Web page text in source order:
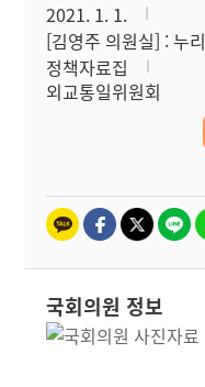
2021. 1. 1.
[김영주 의원실] : 누리
정책자료집
외교통일위원회
국회의원 정보